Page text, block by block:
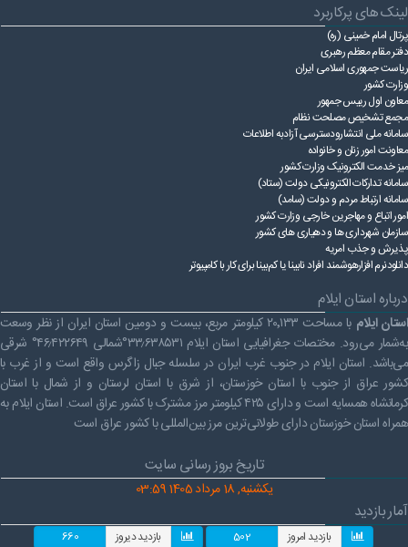
لینک های پرکاربرد
پرتال امام خمینی (ره)
دفتر مقام معظم رهبری
ریاست ‌جمهوری اسلامی ایران
وزارت کشور
معاون اول رییس جمهور
مجمع تشخیص مصلحت نظام
سامانه ملی انتشارودسترسی آزادبه اطلاعات
معاونت امور زنان و خانواده
میز خدمت الکترونیک وزارت کشور
سامانه تدارکات الکترونیکی دولت (ستاد)
سامانه ارتباط مردم و دولت (سامد)
امور اتباع و مهاجرین خارجی وزارت کشور
سازمان شهرداری ها و دهیاری های کشور
پذیرش و جذب امریه
دانلودنرم افزارهوشمند افراد نابینا یا کم‌بینا برای کار با کامپیوتر
درباره استان ایلام
استان ایلام
با مساحت ۲۰٬۱۳۳ کیلومتر مربع، بیست و دومین استان ایران از نظر وسعت
به‌شمار می‌رود. مختصات جغرافیایی استان ایلام ۳۳٫۶۳۸۵۳۱°شمالی ۴۶٫۴۲۲۶۴۹° شرقی
می‌باشد. استان ایلام در جنوب غرب ایران در سلسله جبال زاگرس واقع است و از غرب با
کشور عراق از جنوب با استان خوزستان، از شرق با استان لرستان و از شمال با استان
کرمانشاه همسایه است و دارای ۴۲۵ کیلومتر مرز مشترک با کشور عراق است. استان ایلام به
همراه استان خوزستان دارای طولانی‌ترین مرز بین‌المللی با کشور عراق است
تاریخ بروز رسانی سایت
یکشنبه, 18 مرداد 1405 03:59
آمار بازدید
بازدید امروز 502 بازدید دیروز
660